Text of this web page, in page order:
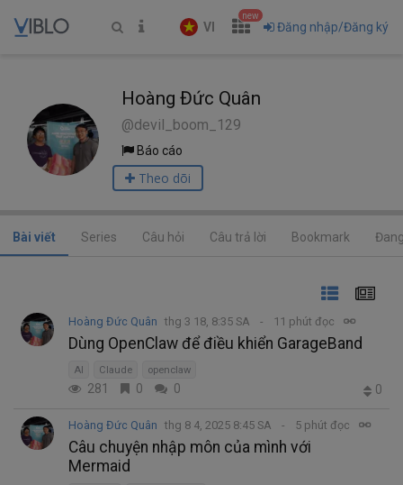
VI
new
Đăng nhập/Đăng ký
Hoàng Đức Quân
@devil_boom_129
Báo cáo
Theo dõi
Bài viết Series Câu hỏi Câu trả lời Bookmark
Hoàng Đức Quân thg 3 18, 8:35 SA 11 phút đọc
Dùng OpenClaw để điều khiển GarageBand
AI Claude openclaw
281 0 0 0
Hoàng Đức Quân thg 8 4, 2025 8:45 SA 5 phút đọc
Câu chuyện nhập môn của mình với
Mermaid